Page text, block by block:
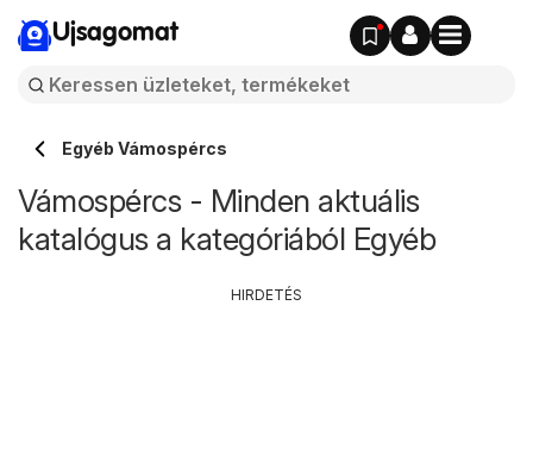
Ujsagomat
Egyéb Vámospércs
Vámospércs - Minden aktuális
katalógus a kategóriából Egyéb
HIRDETÉS